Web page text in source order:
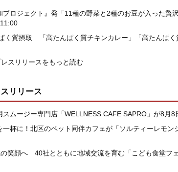
プロジェクト』発「11種の野菜と2種のお豆が入った贅
く質摂取 「高たんぱく質チキンカレー」「高たんぱく
スリリースをもっと読む
リリース
スムージー専門店「WELLNESS CAFE SAPRO」が8月8
杯に！北区のペット同伴カフェが「ソルティーレモン
笑顔へ 40社とともに地域交流を育む「こども食堂フ